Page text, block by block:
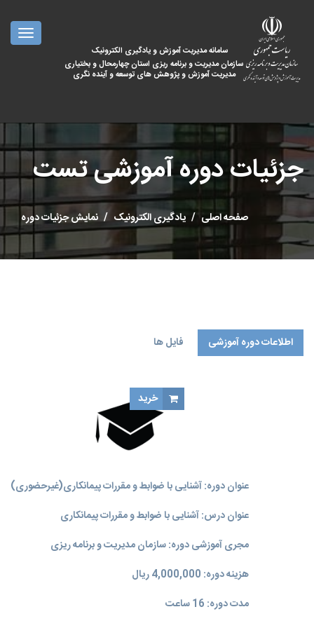
سامانه مدیریت آموزش و یادگیری الکترونیک
سازمان مدیریت و برنامه ریزی استان چهارمحال و بختیاری
مدیریت آموزش و پژوهش های توسعه و آینده نگری
جزئیات دوره آموزشی تست
صفحه اصلی یادگیری الکترونیک نمایش جزئیات دوره
اطلاعات دوره آموزشی فایل ها
عنوان دوره: آشنایی با ضوابط و مقررات پیمانکاری(غیرحضوری)
عنوان درس: آشنایی با ضوابط و مقررات پیمانکاری
مجری آموزشی دوره: سازمان مدیریت و برنامه‌ ریزی
هزینه دوره: 4,000,000 ریال
مدت دوره: 16 ساعت
خرید